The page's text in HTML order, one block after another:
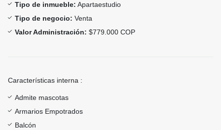
Tipo de inmueble: Apartaestudio
Tipo de negocio: Venta
Valor Administración: $779.000 COP
Características interna :
Admite mascotas
Armarios Empotrados
Balcón